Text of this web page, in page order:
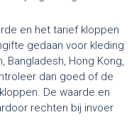
en het tarief kloppen
gedaan voor kleding
Bangladesh, Hong Kong,
dan goed of de
De waarde en
rechten bij invoer